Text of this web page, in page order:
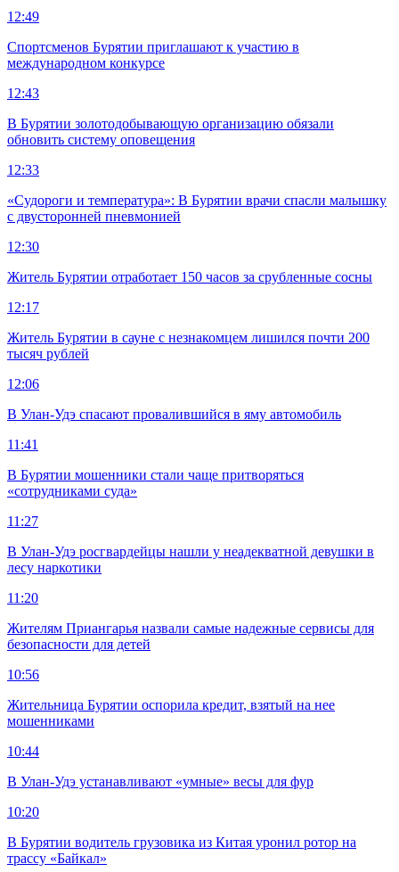
12:49
Спортсменов Бурятии приглашают к участию в
международном конкурсе
12:43
В Бурятии золотодобывающую организацию обязали
обновить систему оповещения
12:33
«Судороги и температура»: В Бурятии врачи спасли малышку
с двусторонней пневмонией
12:30
Житель Бурятии отработает 150 часов за срубленные сосны
12:17
Житель Бурятии в сауне с незнакомцем лишился почти 200
тысяч рублей
12:06
В Улан-Удэ спасают провалившийся в яму автомобиль
11:41
В Бурятии мошенники стали чаще притворяться
«сотрудниками суда»
11:27
В Улан-Удэ росгвардейцы нашли у неадекватной девушки в
лесу наркотики
11:20
Жителям Приангарья назвали самые надежные сервисы для
безопасности для детей
10:56
Жительница Бурятии оспорила кредит, взятый на нее
мошенниками
10:44
В Улан-Удэ устанавливают «умные» весы для фур
10:20
В Бурятии водитель грузовика из Китая уронил ротор на
трассу «Байкал»